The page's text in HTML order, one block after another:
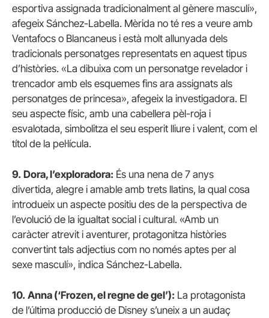
esportiva assignada tradicionalment al gènere masculí»,
afegeix Sánchez-Labella. Mèrida no té res a veure amb
Ventafocs o Blancaneus i està molt allunyada dels
tradicionals personatges representats en aquest tipus
d’històries. «La dibuixa com un personatge revelador i
trencador amb els esquemes fins ara assignats als
personatges de princesa», afegeix la investigadora. El
seu aspecte físic, amb una cabellera pèl-roja i
esvalotada, simbolitza el seu esperit lliure i valent, com el
títol de la pel·lícula.
9. Dora, l’exploradora: És una nena de 7 anys
divertida, alegre i amable amb trets llatins, la qual cosa
introdueix un aspecte positiu des de la perspectiva de
l’evolució de la igualtat social i cultural. «Amb un
caràcter atrevit i aventurer, protagonitza històries
convertint tals adjectius com no només aptes per al
sexe masculí», indica Sánchez-Labella.
10. Anna (‘Frozen, el regne de gel’): La protagonista
de l’última producció de Disney s’uneix a un audaç